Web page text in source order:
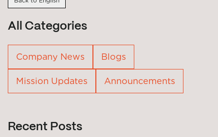
All Categories
Company News Blogs
Mission Updates Announcements
Recent Posts